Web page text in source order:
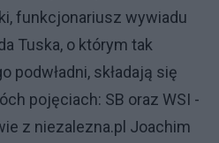
funkcjonariusz wywiadu
Tuska, o którym tak
podwładni, składają się
pojęciach: SB oraz WSI -
z niezalezna.pl Joachim